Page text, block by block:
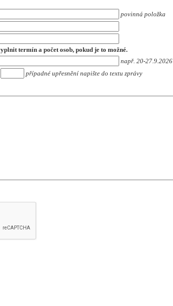
povinná položka
termín a počet osob, pokud je to možné.
např. 20-27.9.2026
případné upřesnění napište do textu zprávy